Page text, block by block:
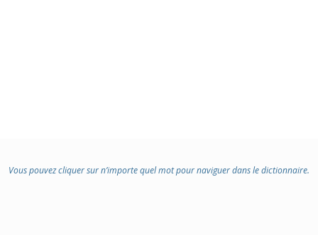
Vous pouvez cliquer sur n’importe quel mot pour naviguer dans le dictionnaire.